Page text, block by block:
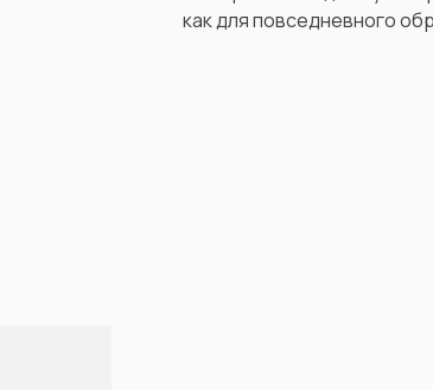
как для повседневного